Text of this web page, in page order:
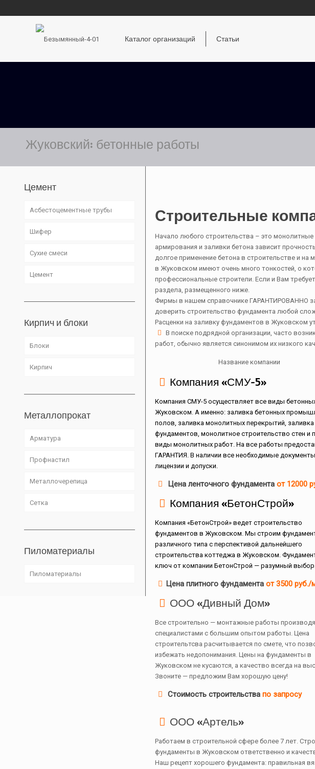
Каталог организаций Статьи
Жуковский: бетонные работы
Строительные
Начало любого строительства – это
армирования и заливки бетона зависит
долгое применение бетона в строительстве и
в Жуковском имеют очень много тонкостей, о
профессиональные строители. Если и Вам
раздела, размещенного ниже.
Фирмы в нашем справочнике ГАРАНТИРОВАННО
доверить строительство фундамента любой
Расценки на заливку фундаментов в Жуковском
В поиске подрядной организации, часто
работ, обычно является синонимом их низкого
Название компании
Компания «СМУ-5»
Компания СМУ-5 осуществляет все виды
Жуковском. А именно: заливка бетонных
полов, заливка монолитных перекрытий, заливка
фундаментов, монолитное строительство стен и
виды монолитных работ. На все работы
ГАРАНТИЯ. В наличии все необходимые
лицензии и допуски.
Цена ленточного фундамента от 12000
Компания «БетонСтрой»
Компания «БетонСтрой» ведет строительство
фундаментов в Жуковском. Мы строим
различного типа с перспективой дальнейшего
строительства коттеджа в Жуковском.
ключ от компании БетонСтрой — разумный
Цена плитного фундамента от 3500 руб./
ООО «Дивный Дом»
Все строительно — монтажные работы
специалистами с большим опытом работы. Цена
строительтсва расчитывается по смете, что
избежать недопонимания. Цены на фундаменты в
Жуковском не кусаются, а качество всегда на
Звоните — предложим Вам хорошую цену!
Стоимость строительства по запросу
ООО «Артель»
Работаем в строительной сфере более 7 лет.
фундаменты в Жуковском ответственно и
Наш рецепт хорошего фундамента: правильная
Цемент
Асбестоцементные трубы
Шифер
Сухие смеси
Цемент
Кирпич и блоки
Блоки
Кирпич
Металлопрокат
Арматура
Профнастил
Металлочерепица
Сетка
Пиломатериалы
Пиломатериалы